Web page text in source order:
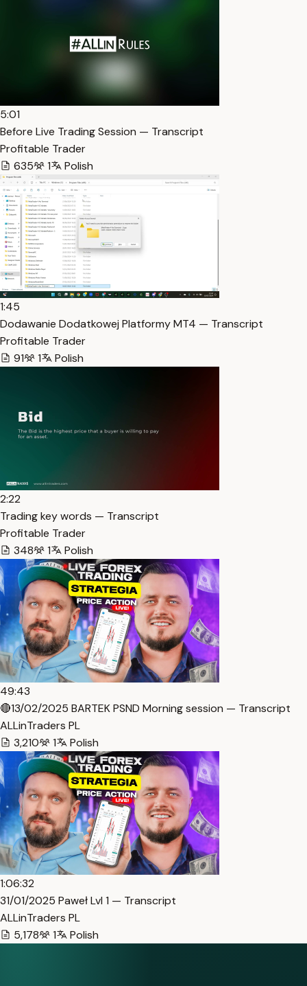
5:01
Before Live Trading Session — Transcript
Profitable Trader
635
1 Polish
1:45
Dodawanie Dodatkowej Platformy MT4 — Transcript
Profitable Trader
91
1 Polish
2:22
Trading key words — Transcript
Profitable Trader
348
1 Polish
49:43
🔴13/02/2025 BARTEK PSND Morning session — Transcript
ALLinTraders PL
3,210
1 Polish
1:06:32
31/01/2025 Paweł Lvl 1 — Transcript
ALLinTraders PL
5,178
1 Polish